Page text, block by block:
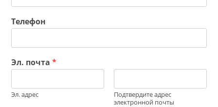
Телефон
Эл. почта*
Эл. адрес
Подтвердите адрес
электронной почты